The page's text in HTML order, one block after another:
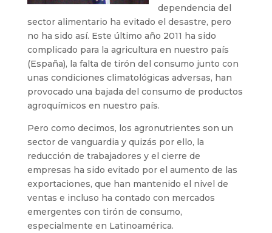
dependencia del
sector alimentario ha evitado el desastre, pero
no ha sido así. Este último año 2011 ha sido
complicado para la agricultura en nuestro país
(España), la falta de tirón del consumo junto con
unas condiciones climatológicas adversas, han
provocado una bajada del consumo de productos
agroquímicos en nuestro país.
Pero como decimos, los agronutrientes son un
sector de vanguardia y quizás por ello, la
reducción de trabajadores y el cierre de
empresas ha sido evitado por el aumento de las
exportaciones, que han mantenido el nivel de
ventas e incluso ha contado con mercados
emergentes con tirón de consumo,
especialmente en Latinoamérica.